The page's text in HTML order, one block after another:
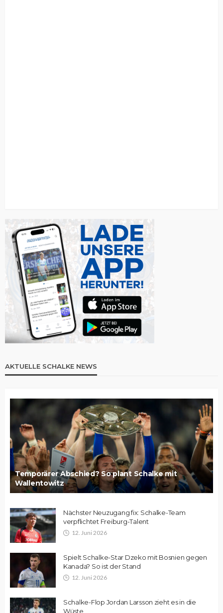
AKTUELLE SCHALKE NEWS
Temporärer Abschied? So plant Schalke mit
Wallentowitz
Nächster Neuzugang fix: Schalke-Team
verpflichtet Freiburg-Talent
12. Juni 2026
Spielt Schalke-Star Dzeko mit Bosnien gegen
Kanada? So ist der Stand
12. Juni 2026
Schalke-Flop Jordan Larsson zieht es in die
Wüste